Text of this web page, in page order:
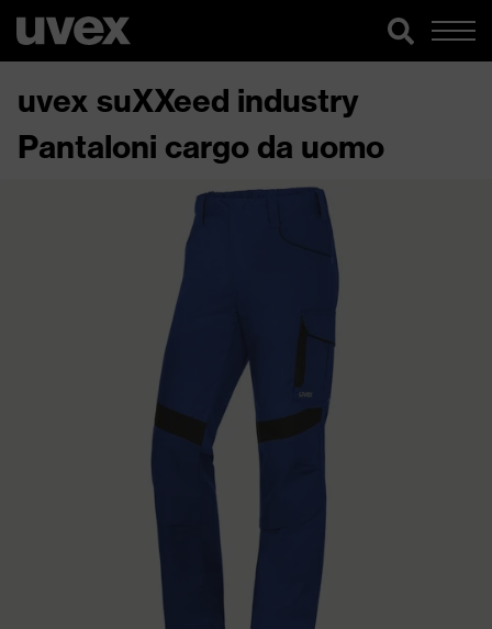
uvex suXXeed industry
Pantaloni cargo da uomo